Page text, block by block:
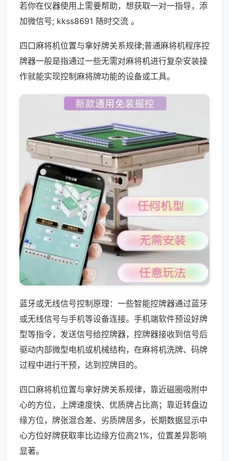
若你在仪器使用上需要帮助，想获取一对一指导，添
加微信号; kkss8691 随时交流 。
四口麻将机位置与拿好牌关系规律;普通麻将机程序控
牌器一般是指通过一些无需对麻将机进行复杂安装操
作就能实现控制麻将牌功能的设备或工具。
蓝牙或无线信号控制原理：一些智能控牌器通过蓝牙
或无线信号与手机等设备连接。手机端软件预设好牌
型等指令，发送信号给控牌器，控牌器接收到信号后
驱动内部微型电机或机械结构，在麻将机洗牌、码牌
过程中进行干预，达到控牌目的。
四口麻将机位置与拿好牌关系规律，靠近磁圈吸附中
心的方位，上牌速度快、优质牌占比高；靠近转盘边
缘方位，牌张混合差、劣质牌居多，长期数据显示中
心方位好牌获取率比边缘方位高21%，位置差异影响
显著。